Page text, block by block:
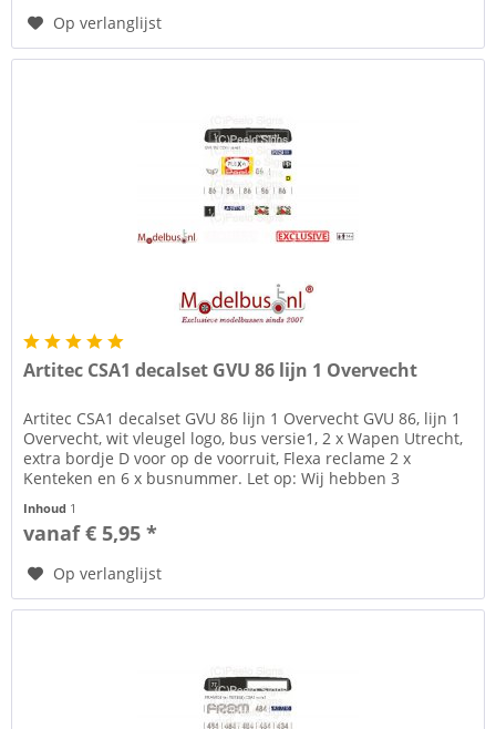
Op verlanglijst
Artitec CSA1 decalset GVU 86 lijn 1 Overvecht
Artitec CSA1 decalset GVU 86 lijn 1 Overvecht GVU 86, lijn 1
Overvecht, wit vleugel logo, bus versie1, 2 x Wapen Utrecht,
extra bordje D voor op de voorruit, Flexa reclame 2 x
Kenteken en 6 x busnummer. Let op: Wij hebben 3
Inhoud 1
vanaf € 5,95 *
Op verlanglijst